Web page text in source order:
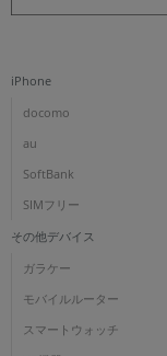
iPhone
docomo
au
SoftBank
SIMフリー
その他デバイス
ガラケー
モバイルルーター
スマートウォッチ